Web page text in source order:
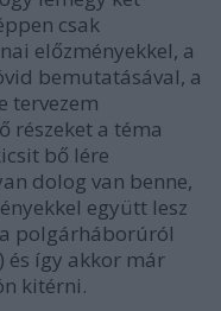
csak
előzményekkel, a
bemutatásával, a
tervezem
részeket a téma
bő lére
dolog van benne,
együtt lesz
polgárháborúról
és így akkor már
kitérni.